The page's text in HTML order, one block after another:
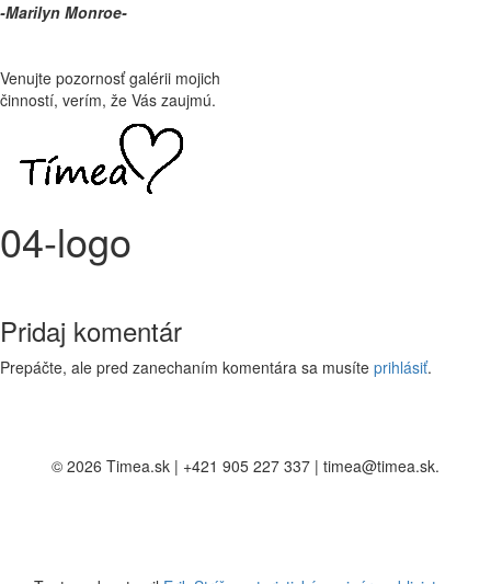
-Marilyn Monroe-
Venujte pozornosť galérii mojich
činností, verím, že Vás zaujmú.
04-logo
Pridaj komentár
Prepáčte, ale pred zanechaním komentára sa musíte prihlásiť.
© 2026 Timea.sk | +421 905 227 337 | timea@timea.sk.